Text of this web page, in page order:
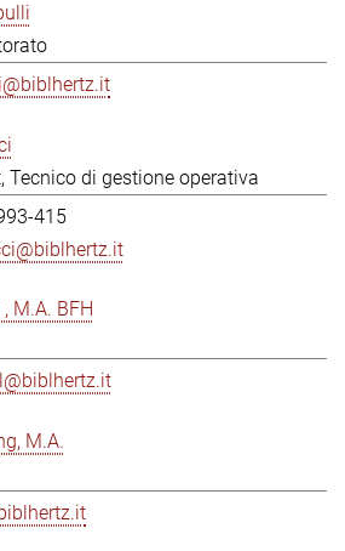
Tecnico di gestione operativa
415
M.A. BFH
M.A.